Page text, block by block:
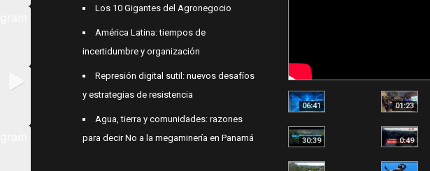
Los 10 Gigantes del Agronegocio
América Latina: tiempos de
incertidumbre y organización
Represión digital sutil: nuevos desafíos
y estrategias de resistencia
Agua, tierra y comunidades: razones
para decir No a la megaminería en Panamá
06:41 01:23
30:39 0:49